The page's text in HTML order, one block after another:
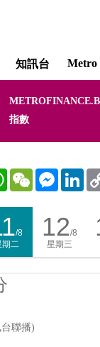
知訊台 Metro
指數
WhatsAppWeChat Messenger
/8
期二
12/8
星期三
聯播)